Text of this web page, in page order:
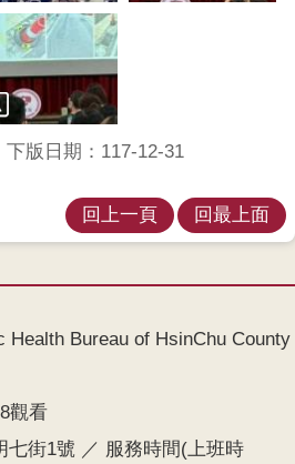
下版日期：117-12-31
回上一頁 回最上面
Health Bureau of HsinChu County
觀看
七街1號 ／ 服務時間(上班時